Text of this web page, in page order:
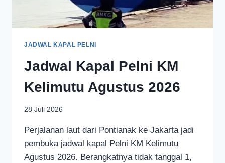
JADWAL KAPAL PELNI
Jadwal Kapal Pelni KM
Kelimutu Agustus 2026
28 Juli 2026
Perjalanan laut dari Pontianak ke Jakarta jadi
pembuka jadwal kapal Pelni KM Kelimutu
Agustus 2026. Berangkatnya tidak tanggal 1,